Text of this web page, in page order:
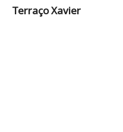
Terraço Xavier